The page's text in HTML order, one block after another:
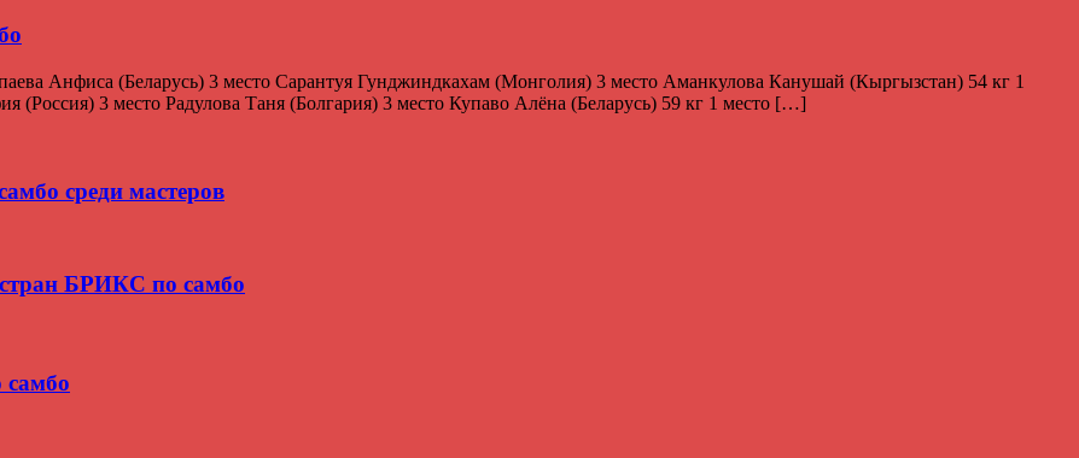
Анфиса (Беларусь) 3 место Сарантуя Гунджиндкахам (Монголия) 3 место Аманкулова Канушай (Кыргызстан) 54 кг 1
(Россия) 3 место Радулова Таня (Болгария) 3 место Купаво Алёна (Беларусь) 59 кг 1 место […]
среди мастеров
БРИКС по самбо